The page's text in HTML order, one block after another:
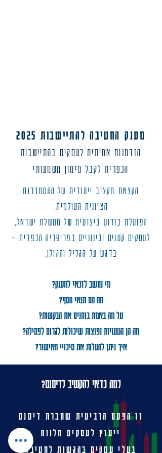
מענק החטיבה להתיישבות 2025
הזדמנות אמיתית לעסקים בהתיישבות
הכפרית לקבל מימון משמעותי
הקצאת תקציב ייעודית של ההסתדרות
הציונית העולמית,
הפועלת כזרוע ביצועית של ממשלת ישראל,
לעסקים קטנים ובינוניים בפריפריה הכפרית –
בדגש על הגליל והגולן.
מי נחשב לזכאי למענק?
מה הם תנאי הסף?
על מה באמת בוחנים את הבקשות?
מה הן הטעויות נפוצות שיכולות לגרום לפסילה?
איך ניתן להעלות את סיכויי האישור?
למה כדאי להקשיב לדיסנס?
זו הפעם הרביעית שחברת דיסנס
ייעוץ לעסקים מלווה
בעלי עסקים בהגשות לחטיבה